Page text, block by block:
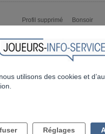
Profil supprimé Bonsoir
Les
que
utilisons des cookies et
Réglages